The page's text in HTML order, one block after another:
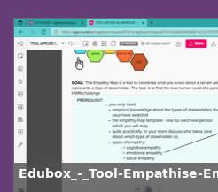
Edubox_-_Tool-Empathise-